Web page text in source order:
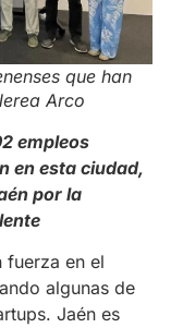
que han
Arco
empleos
en esta ciudad,
por la
fuerza en el
algunas de
Jaén es